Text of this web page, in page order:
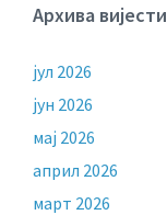
Архива вијести
јул 2026
јун 2026
мај 2026
април 2026
март 2026